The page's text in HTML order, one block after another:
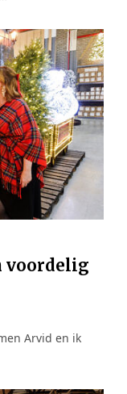
voordelig
Arvid en ik